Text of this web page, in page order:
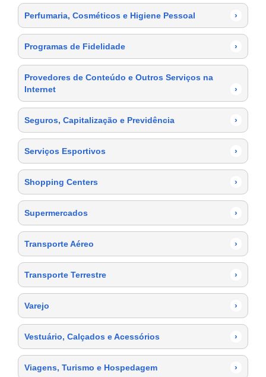
Perfumaria, Cosméticos e Higiene Pessoal ›
Programas de Fidelidade ›
Provedores de Conteúdo e Outros Serviços na
Internet
›
Seguros, Capitalização e Previdência ›
Serviços Esportivos ›
Shopping Centers ›
Supermercados ›
Transporte Aéreo ›
Transporte Terrestre ›
Varejo ›
Vestuário, Calçados e Acessórios ›
Viagens, Turismo e Hospedagem ›